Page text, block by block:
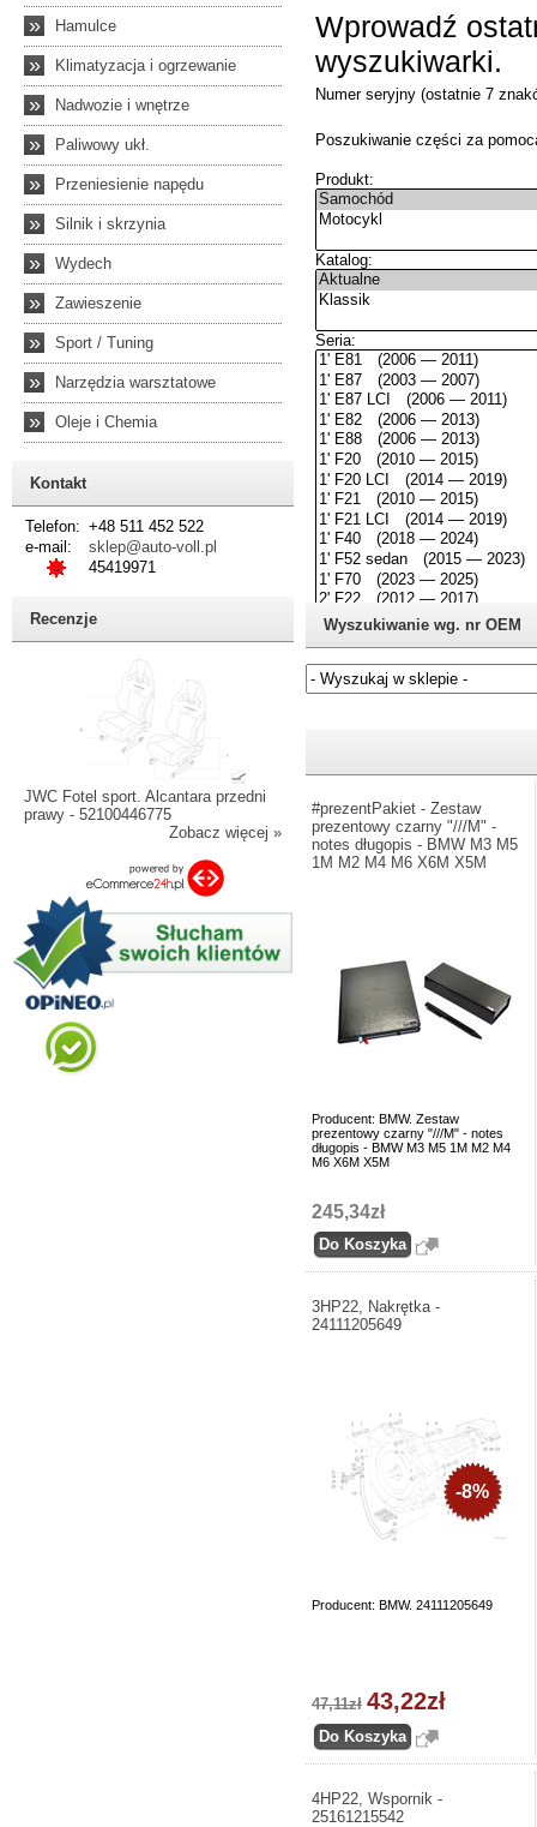
» Hamulce
» Klimatyzacja i ogrzewanie
» Nadwozie i wnętrze
» Paliwowy ukł.
» Przeniesienie napędu
» Silnik i skrzynia
» Wydech
» Zawieszenie
» Sport / Tuning
» Narzędzia warsztatowe
» Oleje i Chemia
Kontakt
Telefon: +48 511 452 522
e-mail:
sklep@auto-voll.pl
45419971
Recenzje
JWC Fotel sport. Alcantara przedni
prawy - 52100446775
Zobacz więcej »
Wyszukiwanie wg. nr OEM
#prezentPakiet - Zestaw
prezentowy czarny "///M" -
notes długopis - BMW M3 M5
1M M2 M4 M6 X6M X5M
Producent: BMW. Zestaw
prezentowy czarny "///M" - notes
długopis - BMW M3 M5 1M M2 M4
M6 X6M X5M
245,34zł
3HP22, Nakrętka -
24111205649
Producent: BMW. 24111205649
-8%
47,11zł 43,22zł
4HP22, Wspornik -
25161215542